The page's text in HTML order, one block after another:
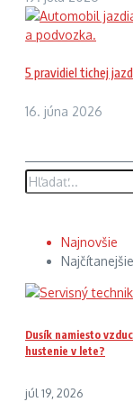
5 pravidiel tichej
16. júna 2026
Hľadať:
Najnovšie
Najčítanejšie
Dusík namiesto
hustenie v lete?
júl 19, 2026